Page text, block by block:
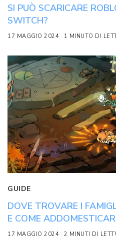
SI PUÒ SCARICARE
SWITCH?
17 MAGGIO 2024 1 MINUTO DI
GUIDE
DOVE TROVARE I
E COME
17 MAGGIO 2024 2 MINUTI DI